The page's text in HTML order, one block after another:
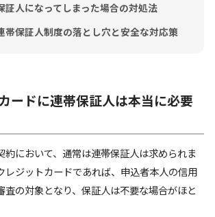
証人になってしまった場合の対処法
帯保証人制度の落とし穴と安全な対応策
ードに連帯保証人は本当に必要
約において、通常は連帯保証人は求められま
レジットカードであれば、申込者本人の信用
査の対象となり、保証人は不要な場合がほと